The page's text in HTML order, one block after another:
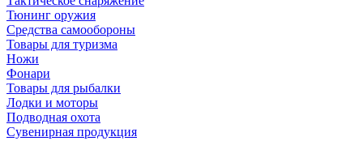
Тюнинг оружия
Средства самообороны
Товары для туризма
Ножи
Фонари
Товары для рыбалки
Лодки и моторы
Подводная охота
Сувенирная продукция